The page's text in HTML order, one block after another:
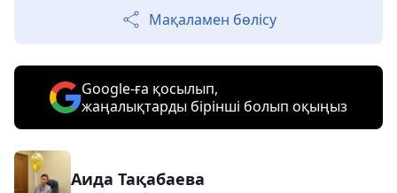
Мақаламен бөлісу
Google-ға қосылып,
жаңалықтарды бірінші болып оқыңыз
Аида Тақабаева